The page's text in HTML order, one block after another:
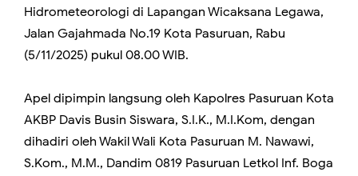
Hidrometeorologi di Lapangan Wicaksana Legawa,
Jalan Gajahmada No.19 Kota Pasuruan, Rabu
(5/11/2025) pukul 08.00 WIB.
Apel dipimpin langsung oleh Kapolres Pasuruan Kota
AKBP Davis Busin Siswara, S.I.K., M.I.Kom, dengan
dihadiri oleh Wakil Wali Kota Pasuruan M. Nawawi,
S.Kom., M.M., Dandim 0819 Pasuruan Letkol Inf. Boga